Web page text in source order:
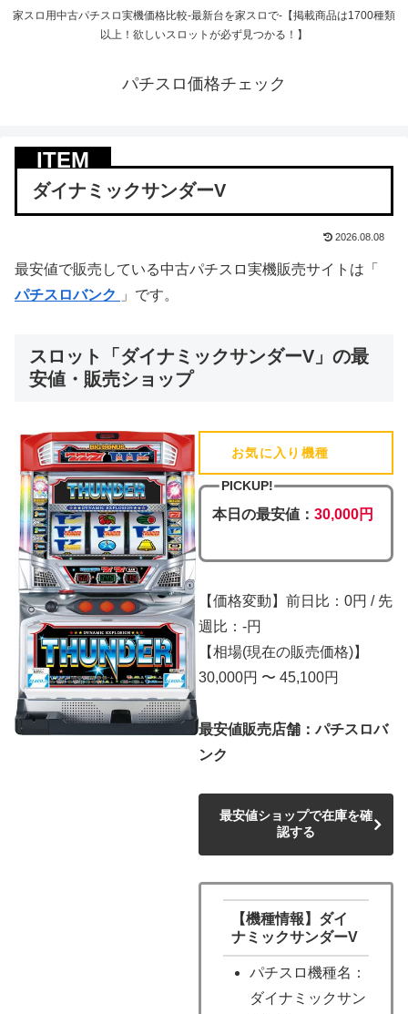
家スロ用中古パチスロ実機価格比較-最新台を家スロで-【掲載商品は1700種類
以上！欲しいスロットが必ず見つかる！】
パチスロ価格チェック
ダイナミックサンダーV
2026.08.08
最安値で販売している中古パチスロ実機販売サイトは「
パチスロバンク
」です。
スロット「ダイナミックサンダーV」の最
安値・販売ショップ
お気に入り機種
PICKUP!
本日の最安値：30,000円
【価格変動】前日比：0円 / 先
週比：-円
【相場(現在の販売価格)】
30,000円 〜 45,100円
最安値販売店舗：パチスロバ
ンク
最安値ショップで在庫を確
認する
【機種情報】ダイ
ナミックサンダーV
パチスロ機種名：
ダイナミックサン